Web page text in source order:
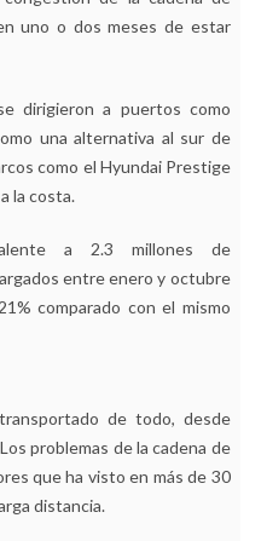
uno o dos meses de estar
dirigieron a puertos como
una alternativa al sur de
como el Hyundai Prestige
la costa.
a 2.3 millones de
entre enero y octubre
comparado con el mismo
de todo, desde
problemas de la cadena de
que ha visto en más de 30
distancia.